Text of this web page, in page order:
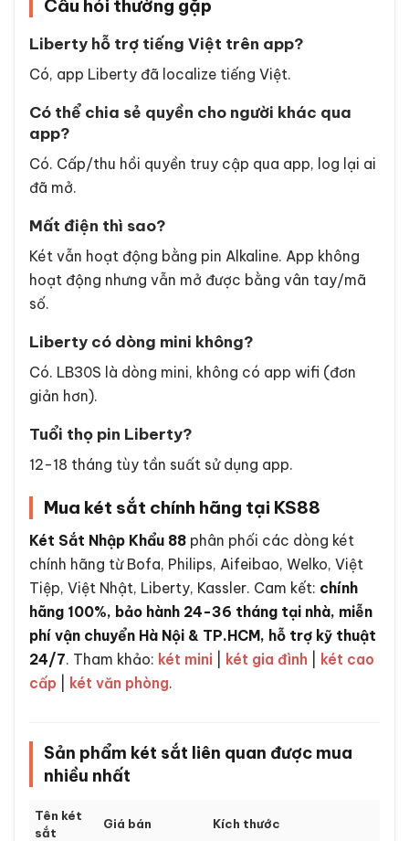
Câu hỏi thường gặp
Liberty hỗ trợ tiếng Việt trên app?
Có, app Liberty đã localize tiếng Việt.
Có thể chia sẻ quyền cho người khác qua
app?
Có. Cấp/thu hồi quyền truy cập qua app, log lại ai
đã mở.
Mất điện thì sao?
Két vẫn hoạt động bằng pin Alkaline. App không
hoạt động nhưng vẫn mở được bằng vân tay/mã
số.
Liberty có dòng mini không?
Có. LB30S là dòng mini, không có app wifi (đơn
giản hơn).
Tuổi thọ pin Liberty?
12-18 tháng tùy tần suất sử dụng app.
Mua két sắt chính hãng tại KS88
Két Sắt Nhập Khẩu 88 phân phối các dòng két
chính hãng từ Bofa, Philips, Aifeibao, Welko, Việt
Tiệp, Việt Nhật, Liberty, Kassler. Cam kết: chính
hãng 100%, bảo hành 24-36 tháng tại nhà, miễn
phí vận chuyển Hà Nội & TP.HCM, hỗ trợ kỹ thuật
24/7. Tham khảo: két mini két gia đình
két cao
cấp
két văn phòng.
Sản phẩm két sắt liên quan được mua
nhiều nhất
Tên két
sắt
Giá bán Kích thước